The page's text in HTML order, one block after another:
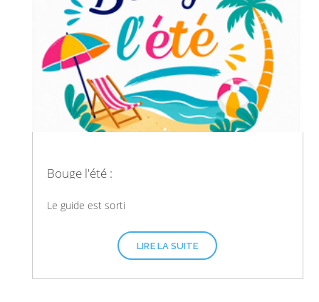
Bouge l'été :
Le guide est sorti
LIRE LA SUITE